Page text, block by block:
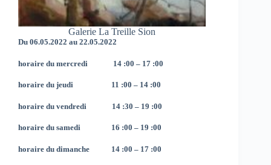
Galerie La Treille Sion
Du 06.05.2022 au 22.05.2022
horaire du mercredi 14 :00 – 17 :00
horaire du jeudi 11 :00 – 14 :00
horaire du vendredi 14 :30 – 19 :00
horaire du samedi 16 :00 – 19 :00
horaire du dimanche 14 :00 – 17 :00